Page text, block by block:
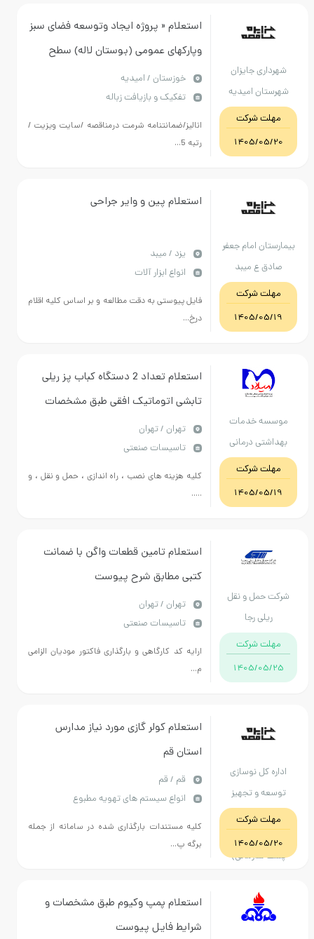
جایزان
امیدیه
شرکت
1405/
استعلام « پروژه ایجاد وتوسعه فضای سبز
وپارکهای عمومی (بوستان لاله) سطح
شهرجایزان درسال1405 در سامانه دولت »
مرحله دوم
خوزستان / امیدیه
تفکیک و بازیافت زباله
انالیز/ضمانتنامه شرمت درمناقصه /سایت ویزیت /
رتبه 5...
امام جعفر
ع میبد
شرکت
1405/
استعلام پین و وایر جراحی
يزد / میبد
انواع ابزار آلات
فایل پیوستی به دقت مطالعه و بر اساس کلیه اقلام
درخ...
خدمات
درمانی
تهرانشرکت
1405/
استعلام تعداد 2 دستگاه کباب پز ریلی
تابشی اتوماتیک افقی طبق مشخصات
کارشناسی پیوست
تهران / تهران
تاسیسات صنعتی
کلیه هزینه های نصب ، راه اندازی ، حمل و نقل ، و
.....
و نقل
شرکت
1405/
استعلام تامین قطعات واگن با ضمانت
کتبی مطابق شرح پیوست
تهران / تهران
تاسیسات صنعتی
ارایه کد کارگاهی و بارگذاری فاکتور مودیان الزامی
م...
کل نوسازی
و تجهیز
استان قم
شرکت
1405/
استعلام کولر گازی مورد نیاز مدارس
قم / قم
انواع سیستم های تهویه مطبوع
کلیه مستندات بارگذاری شده در سامانه از جمله
برگه پ...
استعلام پمپ وکیوم طبق مشخصات و
شرایط فایل پیوست